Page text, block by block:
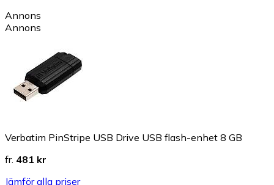
Annons
Annons
Verbatim PinStripe USB Drive USB flash-enhet 8 GB
fr. 481 kr
Jämför alla priser